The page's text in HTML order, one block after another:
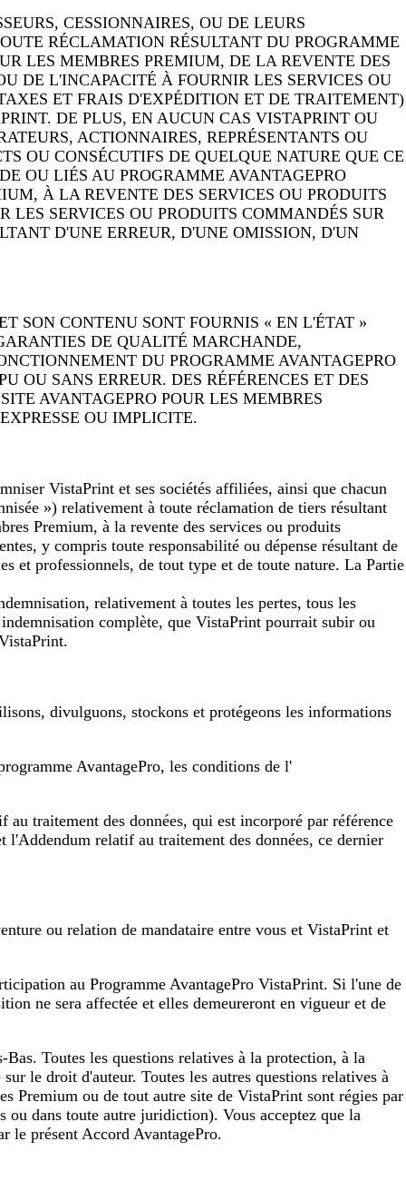
CESSIONNAIRES, OU DE LEURS
RÉCLAMATION RÉSULTANT DU PROGRAMME
LES MEMBRES PREMIUM, DE LA REVENTE DES
DE L'INCAPACITÉ À FOURNIR LES SERVICES OU
ET FRAIS D'EXPÉDITION ET DE TRAITEMENT)
DE PLUS, EN AUCUN CAS VISTAPRINT OU
ACTIONNAIRES, REPRÉSENTANTS OU
OU CONSÉCUTIFS DE QUELQUE NATURE QUE CE
OU LIÉS AU PROGRAMME AVANTAGEPRO
À LA REVENTE DES SERVICES OU PRODUITS
SERVICES OU PRODUITS COMMANDÉS SUR
D'UNE ERREUR, D'UNE OMISSION, D'UN
SON CONTENU SONT FOURNIS « EN L'ÉTAT »
DE QUALITÉ MARCHANDE,
DU PROGRAMME AVANTAGEPRO
OU SANS ERREUR. DES RÉFÉRENCES ET DES
AVANTAGEPRO POUR LES MEMBRES
OU IMPLICITE.
VistaPrint et ses sociétés affiliées, ainsi que chacun
») relativement à toute réclamation de tiers résultant
Premium, à la revente des services ou produits
y compris toute responsabilité ou dépense résultant de
et professionnels, de tout type et de toute nature. La Partie
relativement à toutes les pertes, tous les
complète, que VistaPrint pourrait subir ou
divulguons, stockons et protégeons les informations
AvantagePro, les conditions de l'
traitement des données, qui est incorporé par référence
l'Addendum relatif au traitement des données, ce dernier
ou relation de mandataire entre vous et VistaPrint et
au Programme AvantagePro VistaPrint. Si l'une de
ne sera affectée et elles demeureront en vigueur et de
Toutes les questions relatives à la protection, à la
le droit d'auteur. Toutes les autres questions relatives à
Premium ou de tout autre site de VistaPrint sont régies par
dans toute autre juridiction). Vous acceptez que la
le présent Accord AvantagePro.